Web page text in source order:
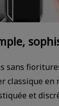
sans
classique en
et